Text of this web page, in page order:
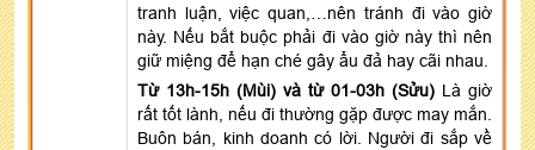
tranh luận, việc quan,…nên tránh đi vào giờ
này. Nếu bắt buộc phải đi vào giờ này thì nên
giữ miệng để hạn ché gây ẩu đả hay cãi nhau.
Từ 13h-15h (Mùi) và từ 01-03h (Sửu) Là giờ
rất tốt lành, nếu đi thường gặp được may mắn.
Buôn bán, kinh doanh có lời. Người đi sắp về